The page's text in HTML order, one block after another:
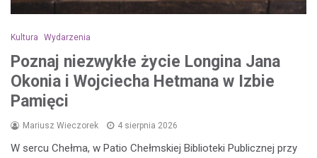
Kultura Wydarzenia
Poznaj niezwykłe życie Longina Jana
Okonia i Wojciecha Hetmana w Izbie
Pamięci
Mariusz Wieczorek 4 sierpnia 2026
W sercu Chełma, w Patio Chełmskiej Biblioteki Publicznej przy